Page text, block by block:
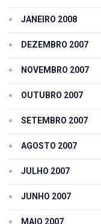
JANEIRO 2008
DEZEMBRO 2007
NOVEMBRO 2007
OUTUBRO 2007
SETEMBRO 2007
AGOSTO 2007
JULHO 2007
JUNHO 2007
MAIO 2007